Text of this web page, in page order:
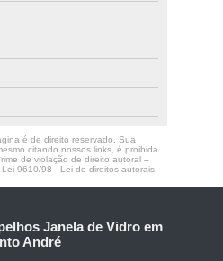
é de direito reservado. Sua
citando nossos links, é proibida
de violação de direito autoral –
Lei 9610/98 - Lei de direitos autorais.
Janela de Vidro em
André